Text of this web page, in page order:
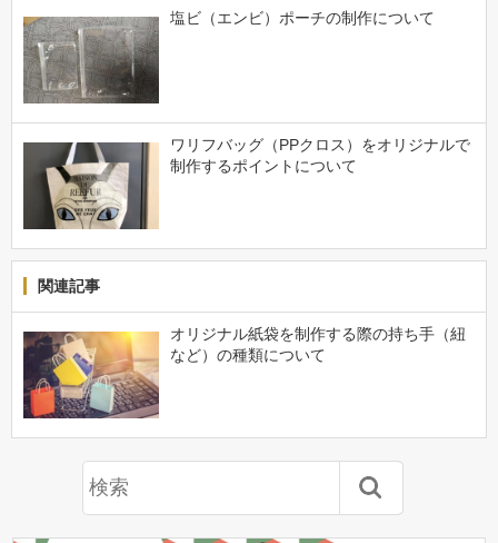
塩ビ（エンビ）ポーチの制作について
ワリフバッグ（PPクロス）をオリジナルで
制作するポイントについて
関連記事
オリジナル紙袋を制作する際の持ち手（紐
など）の種類について